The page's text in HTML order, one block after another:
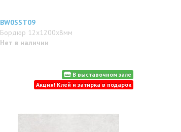
BW0SST09
Бордюр 12x1200x8мм
Нет в наличии
В выставочном зале
Акция! Клей и затирка в подарок